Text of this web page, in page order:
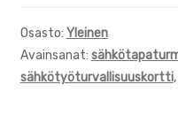
Osasto: Yleinen
Avainsanat:
sähkötyöturvallisuuskortti,